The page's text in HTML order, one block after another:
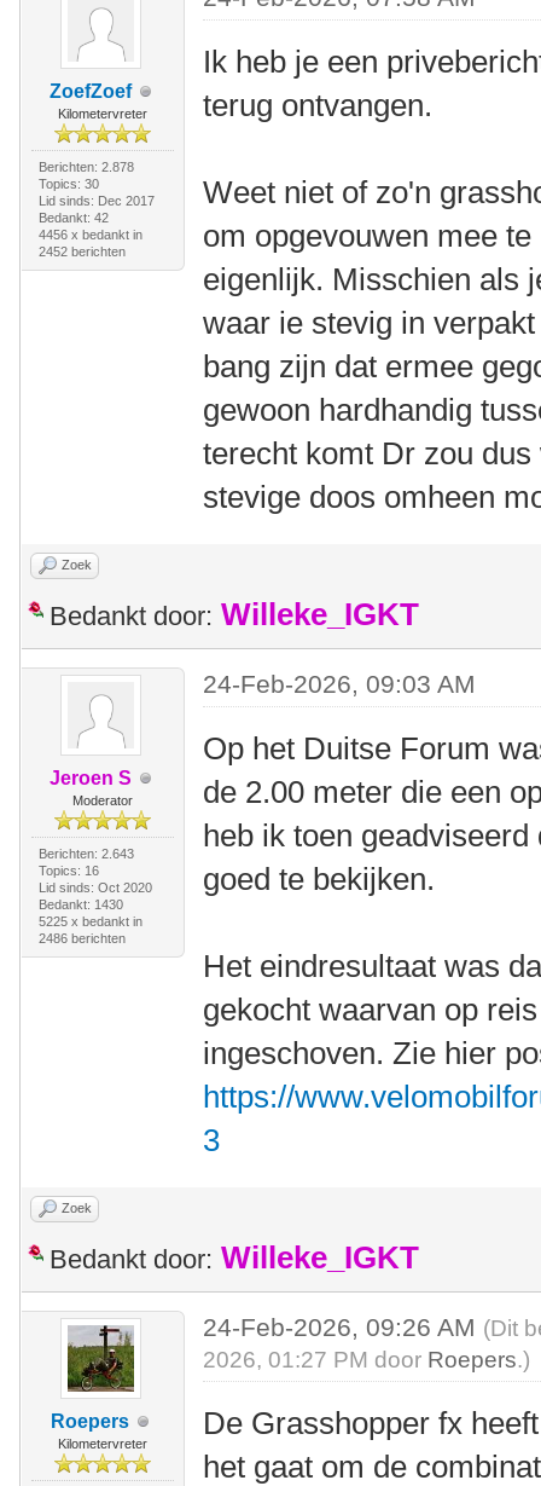
ZoefZoef
Kilometervreter
Berichten: 2.878
Topics: 30
Lid sinds: Dec 2017
Bedankt: 42
4456 x bedankt in
2452 berichten
Ik heb je een
terug ontvangen.
Weet niet of zo'n
om opgevouwen mee
eigenlijk. Misschien als
waar ie stevig in
bang zijn dat ermee
gewoon hardhandig
terecht komt Dr zou
stevige doos omheen
Zoek
Bedankt door: Willeke_IGKT
Jeroen S
Moderator
Berichten: 2.643
Topics: 16
Lid sinds: Oct 2020
Bedankt: 1430
5225 x bedankt in
2486 berichten
24-Feb-2026, 09:03 AM
Op het Duitse Forum
de 2.00 meter die een
heb ik toen
goed te bekijken.
Het eindresultaat was
gekocht waarvan op
ingeschoven. Zie hier
https://
3
Zoek
Bedankt door: Willeke_IGKT
Roepers
Kilometervreter
24-Feb-2026, 09:26 AM (Dit
2026, 01:27 PM door Roepers.)
De Grasshopper fx
het gaat om de